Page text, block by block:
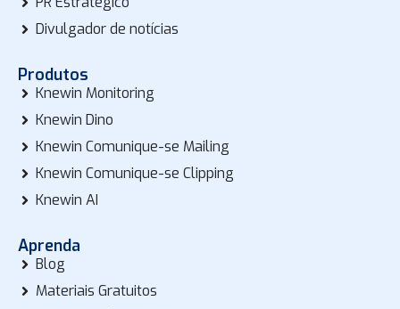
Divulgador de notícias
Produtos
Knewin Monitoring
Knewin Dino
Knewin Comunique-se Mailing
Knewin Comunique-se Clipping
Knewin AI
Aprenda
Blog
Materiais Gratuitos